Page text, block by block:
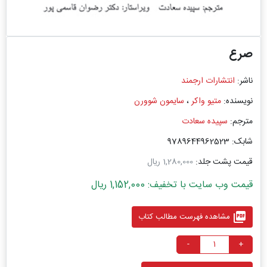
صرع
ناشر: انتشارات ارجمند
نویسنده: متیو واکر، سایمون شوورن
مترجم: سپیده سعادت
شابک: 9789644962523
قیمت پشت جلد: 1,280,000 ریال
قیمت وب سایت با تخفیف: 1,152,000 ریال
picture_as_pdf مشاهده فهرست مطالب کتاب
+
-